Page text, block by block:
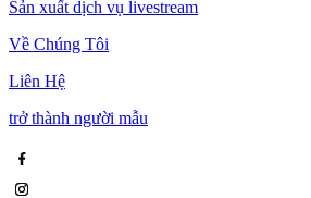
Sản xuất dịch vụ livestream
Về Chúng Tôi
Liên Hệ
trở thành người mẫu